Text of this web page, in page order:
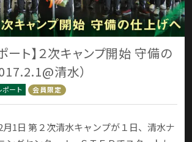
ート】２次キャンプ開始 守備の
清水）
ポート 会員限定
1日 第２次清水キャンプが１日、清水ナ